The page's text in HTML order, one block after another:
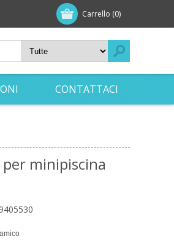
Carrello (0)
CONTATTACI
minipiscina